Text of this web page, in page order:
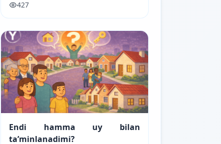
427
Endi hamma uy bilan
ta’minlanadimi?